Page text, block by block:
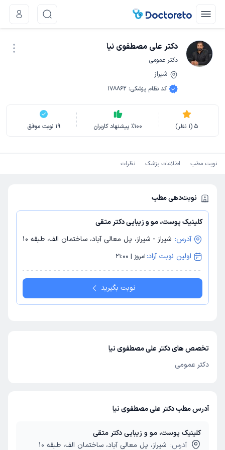
دکتر علی مصطفوی نیا
دکتر عمومی
شیراز
کد نظام پزشکی:
178862
5
(
1 نظر) ٪100 پیشنهاد کاربران 19 نوبت موفق
نوبت مطب اطلاعات پزشک نظرات
نوبت‌دهی مطب
کلینیک پوست، مو و زیبایی دکتر متقی
آدرس: شیراز - شیراز، پل معالی آباد، ساختمان الف، طبقه 10
اولین نوبت آزاد: امروز | 21:00
نوبت بگیرید
تخصص های دکتر علی مصطفوی نیا
دکتر عمومی
آدرس مطب دکتر علی مصطفوی نیا
کلینیک پوست، مو و زیبایی دکتر متقی
آدرس: شیراز، پل معالی آباد، ساختمان الف، طبقه 10